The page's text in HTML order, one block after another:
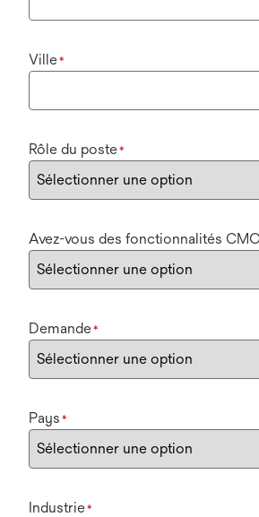
Ville*
Rôle du poste*
Avez-vous des fonctionnalités
Demande*
Pays *
Industrie*